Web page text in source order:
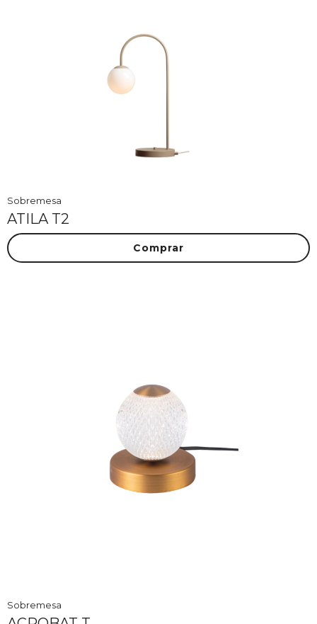
Sobremesa
ATILA T2
Comprar
Sobremesa